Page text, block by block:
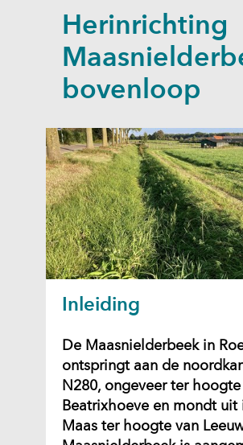
a
p
p
e
n
Herinrichting
bovenloop
Inleiding
De Maasnielderbeek in
ontspringt aan de
N280, ongeveer ter
Beatrixhoeve en mondt uit
Maas ter hoogte van